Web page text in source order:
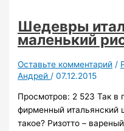
составляющая
любого
продукта
питания
Шедевры
маленький
Оставьте комментарий /
Андрей /07.12.2015
Просмотров: 2 523 Так в
фирменный итальянский
такое? Ризотто –